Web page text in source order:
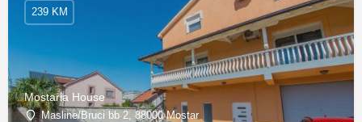
Mostaria House
Masline/Bruci bb 2, 88000 Mostar
239 KM